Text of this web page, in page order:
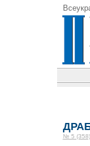
№ 5 (358)